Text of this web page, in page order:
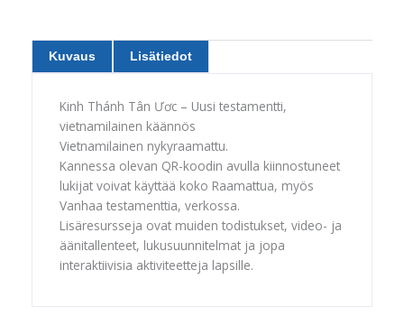
Kuvaus Lisätiedot
Kinh Thánh Tân Ươc – Uusi testamentti,
vietnamilainen käännös
Vietnamilainen nykyraamattu.
Kannessa olevan QR-koodin avulla kiinnostuneet
lukijat voivat käyttää koko Raamattua, myös
Vanhaa testamenttia, verkossa.
Lisäresursseja ovat muiden todistukset, video- ja
äänitallenteet, lukusuunnitelmat ja jopa
interaktiivisia aktiviteetteja lapsille.